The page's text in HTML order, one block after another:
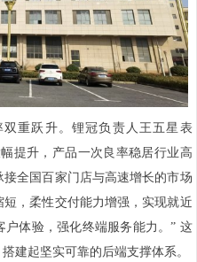
重跃升。锂冠负责人王五星表
提升，产品一次良率稳居行业高
全国百家门店与高速增长的市场
，柔性交付能力增强，实现就近
体验，强化终端服务能力。” 这
建起坚实可靠的后端支撑体系。